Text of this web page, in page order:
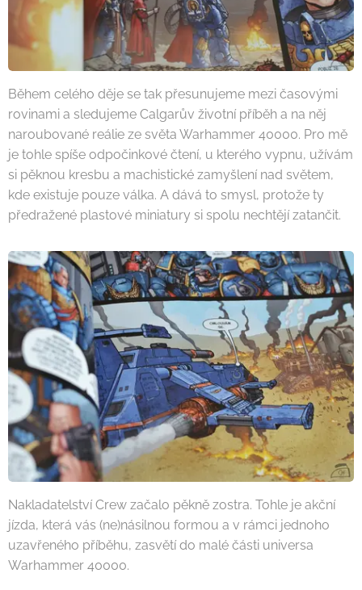
Během celého děje se tak přesunujeme mezi časovými
rovinami a sledujeme Calgarův životní příběh a na něj
naroubované reálie ze světa Warhammer 40000. Pro mě
je tohle spíše odpočinkové čtení, u kterého vypnu, užívám
si pěknou kresbu a machistické zamyšlení nad světem,
kde existuje pouze válka. A dává to smysl, protože ty
předražené plastové miniatury si spolu nechtějí zatančit.
Nakladatelství Crew začalo pěkně zostra. Tohle je akční
jízda, která vás (ne)násilnou formou a v rámci jednoho
uzavřeného příběhu, zasvětí do malé části universa
Warhammer 40000.